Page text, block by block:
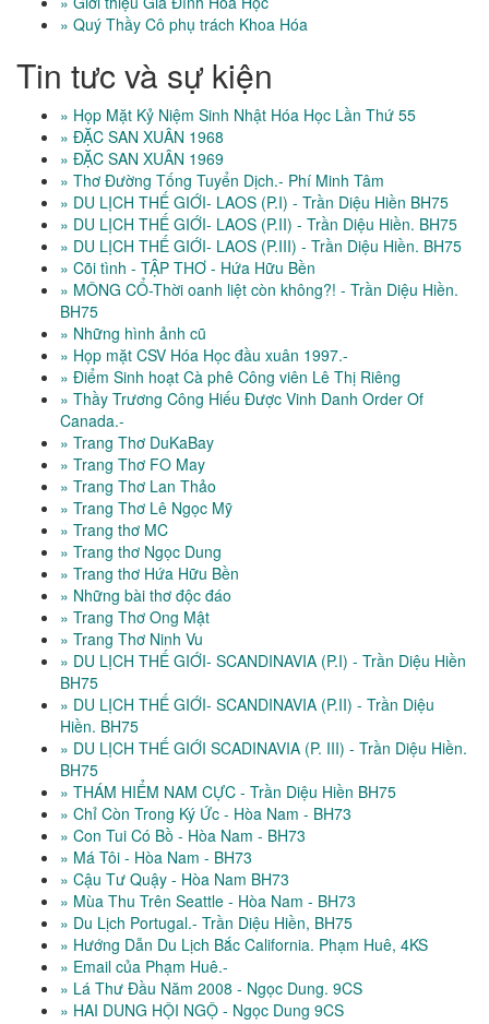
» Quý Thầy Cô phụ trách Khoa Hóa
Tin tưc và sự kiện
» Họp Mặt Kỷ Niệm Sinh Nhật Hóa Học Lần Thứ 55
» ĐẶC SAN XUÂN 1968
» ĐẶC SAN XUÂN 1969
» Thơ Đường Tống Tuyển Dịch.- Phí Minh Tâm
» DU LỊCH THẾ GIỚI- LAOS (P.I) - Trần Diệu Hiền BH75
» DU LỊCH THẾ GIỚI- LAOS (P.II) - Trần Diệu Hiền. BH75
» DU LỊCH THẾ GIỚI- LAOS (P.III) - Trần Diệu Hiền. BH75
» Cõi tình - TẬP THƠ - Hứa Hữu Bền
» MÔNG CỔ-Thời oanh liệt còn không?! - Trần Diệu Hiền.
BH75
» Những hình ảnh cũ
» Họp mặt CSV Hóa Học đầu xuân 1997.-
» Điểm Sinh hoạt Cà phê Công viên Lê Thị Riêng
» Thầy Trương Công Hiếu Được Vinh Danh Order Of
Canada.-
» Trang Thơ DuKaBay
» Trang Thơ FO May
» Trang Thơ Lan Thảo
» Trang Thơ Lê Ngọc Mỹ
» Trang thơ MC
» Trang thơ Ngọc Dung
» Trang thơ Hứa Hữu Bền
» Những bài thơ độc đáo
» Trang Thơ Ong Mật
» Trang Thơ Ninh Vu
» DU LỊCH THẾ GIỚI- SCANDINAVIA (P.I) - Trần Diệu Hiền
BH75
» DU LỊCH THẾ GIỚI- SCANDINAVIA (P.II) - Trần Diệu
Hiền. BH75
» DU LỊCH THẾ GIỚI SCADINAVIA (P. III) - Trần Diệu Hiền.
BH75
» THÁM HIỂM NAM CỰC - Trần Diệu Hiền BH75
» Chỉ Còn Trong Ký Ức - Hòa Nam - BH73
» Con Tui Có Bồ - Hòa Nam - BH73
» Má Tôi - Hòa Nam - BH73
» Cậu Tư Quậy - Hòa Nam BH73
» Mùa Thu Trên Seattle - Hòa Nam - BH73
» Du Lịch Portugal.- Trần Diệu Hiền, BH75
» Hướng Dẫn Du Lịch Bắc California. Phạm Huê, 4KS
» Email của Phạm Huê.-
» Lá Thư Đầu Năm 2008 - Ngọc Dung. 9CS
» HAI DUNG HỘI NGỘ - Ngọc Dung 9CS